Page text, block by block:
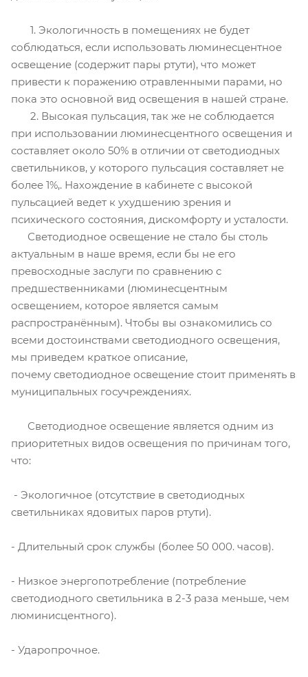
1. Экологичность в помещениях не будет
соблюдаться, если использовать люминесцентное
освещение (содержит пары ртути), что может
привести к поражению отравленными парами, но
пока это основной вид освещения в нашей стране.
2. Высокая пульсация, так же не соблюдается
при использовании люминесцентного освещения и
составляет около 50% в отличии от светодиодных
светильников, у которого пульсация составляет не
более 1%,. Нахождение в кабинете с высокой
пульсацией ведет к ухудшению зрения и
психического состояния, дискомфорту и усталости.
Светодиодное освещение не стало бы столь
актуальным в наше время, если бы не его
превосходные заслуги по сравнению с
предшественниками (люминесцентным
освещением, которое является самым
распространённым). Чтобы вы ознакомились со
всеми достоинствами светодиодного освещения,
мы приведем краткое описание,
почему светодиодное освещение стоит применять в
муниципальных госучреждениях.
Светодиодное освещение является одним из
приоритетных видов освещения по причинам того,
что:
- Экологичное (отсутствие в светодиодных
светильниках ядовитых паров ртути).
- Длительный срок службы (более 50 000. часов).
- Низкое энергопотребление (потребление
светодиодного светильника в 2-3 раза меньше, чем
люминисцентного).
- Ударопрочное.